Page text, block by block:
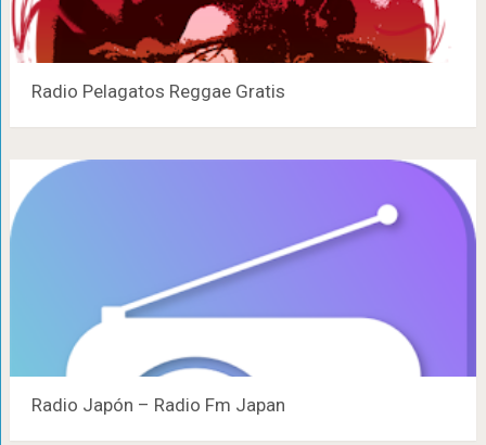
Radio Pelagatos Reggae Gratis
Radio Japón – Radio Fm Japan